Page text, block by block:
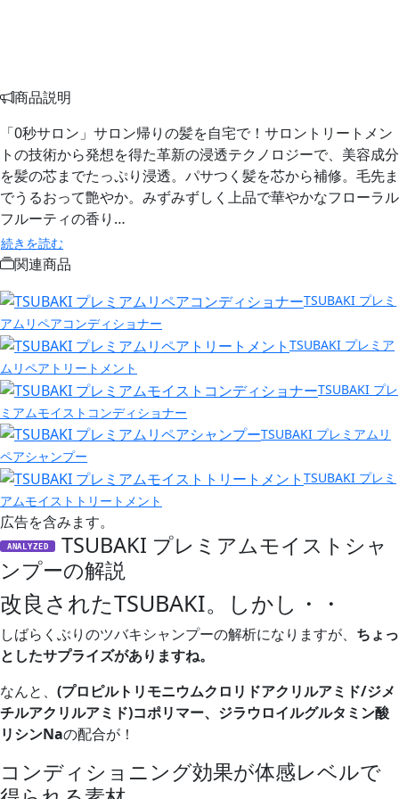
商品説明
「0秒サロン」サロン帰りの髪を自宅で！サロントリートメン
トの技術から発想を得た革新の浸透テクノロジーで、美容成分
を髪の芯までたっぷり浸透。パサつく髪を芯から補修。毛先ま
でうるおって艶やか。みずみずしく上品で華やかなフローラル
フルーティの香り…
続きを読む
関連商品
TSUBAKI プレミ
アムリペアコンディショナー
TSUBAKI プレミア
ムリペアトリートメント
TSUBAKI プレ
ミアムモイストコンディショナー
TSUBAKI プレミアムリ
ペアシャンプー
TSUBAKI プレミ
アムモイストトリートメント
広告を含みます。
ANALYZED
TSUBAKI プレミアムモイストシャ
ンプーの解説
改良されたTSUBAKI。しかし・・
しばらくぶりのツバキシャンプーの解析になりますが、 ちょっ
としたサプライズがありますね。
なんと、 (プロピルトリモニウムクロリドアクリルアミド/ジメ
チルアクリルアミド)コポリマー、ジラウロイルグルタミン酸
リシンNaの配合が！
コンディショニング効果が体感レベルで